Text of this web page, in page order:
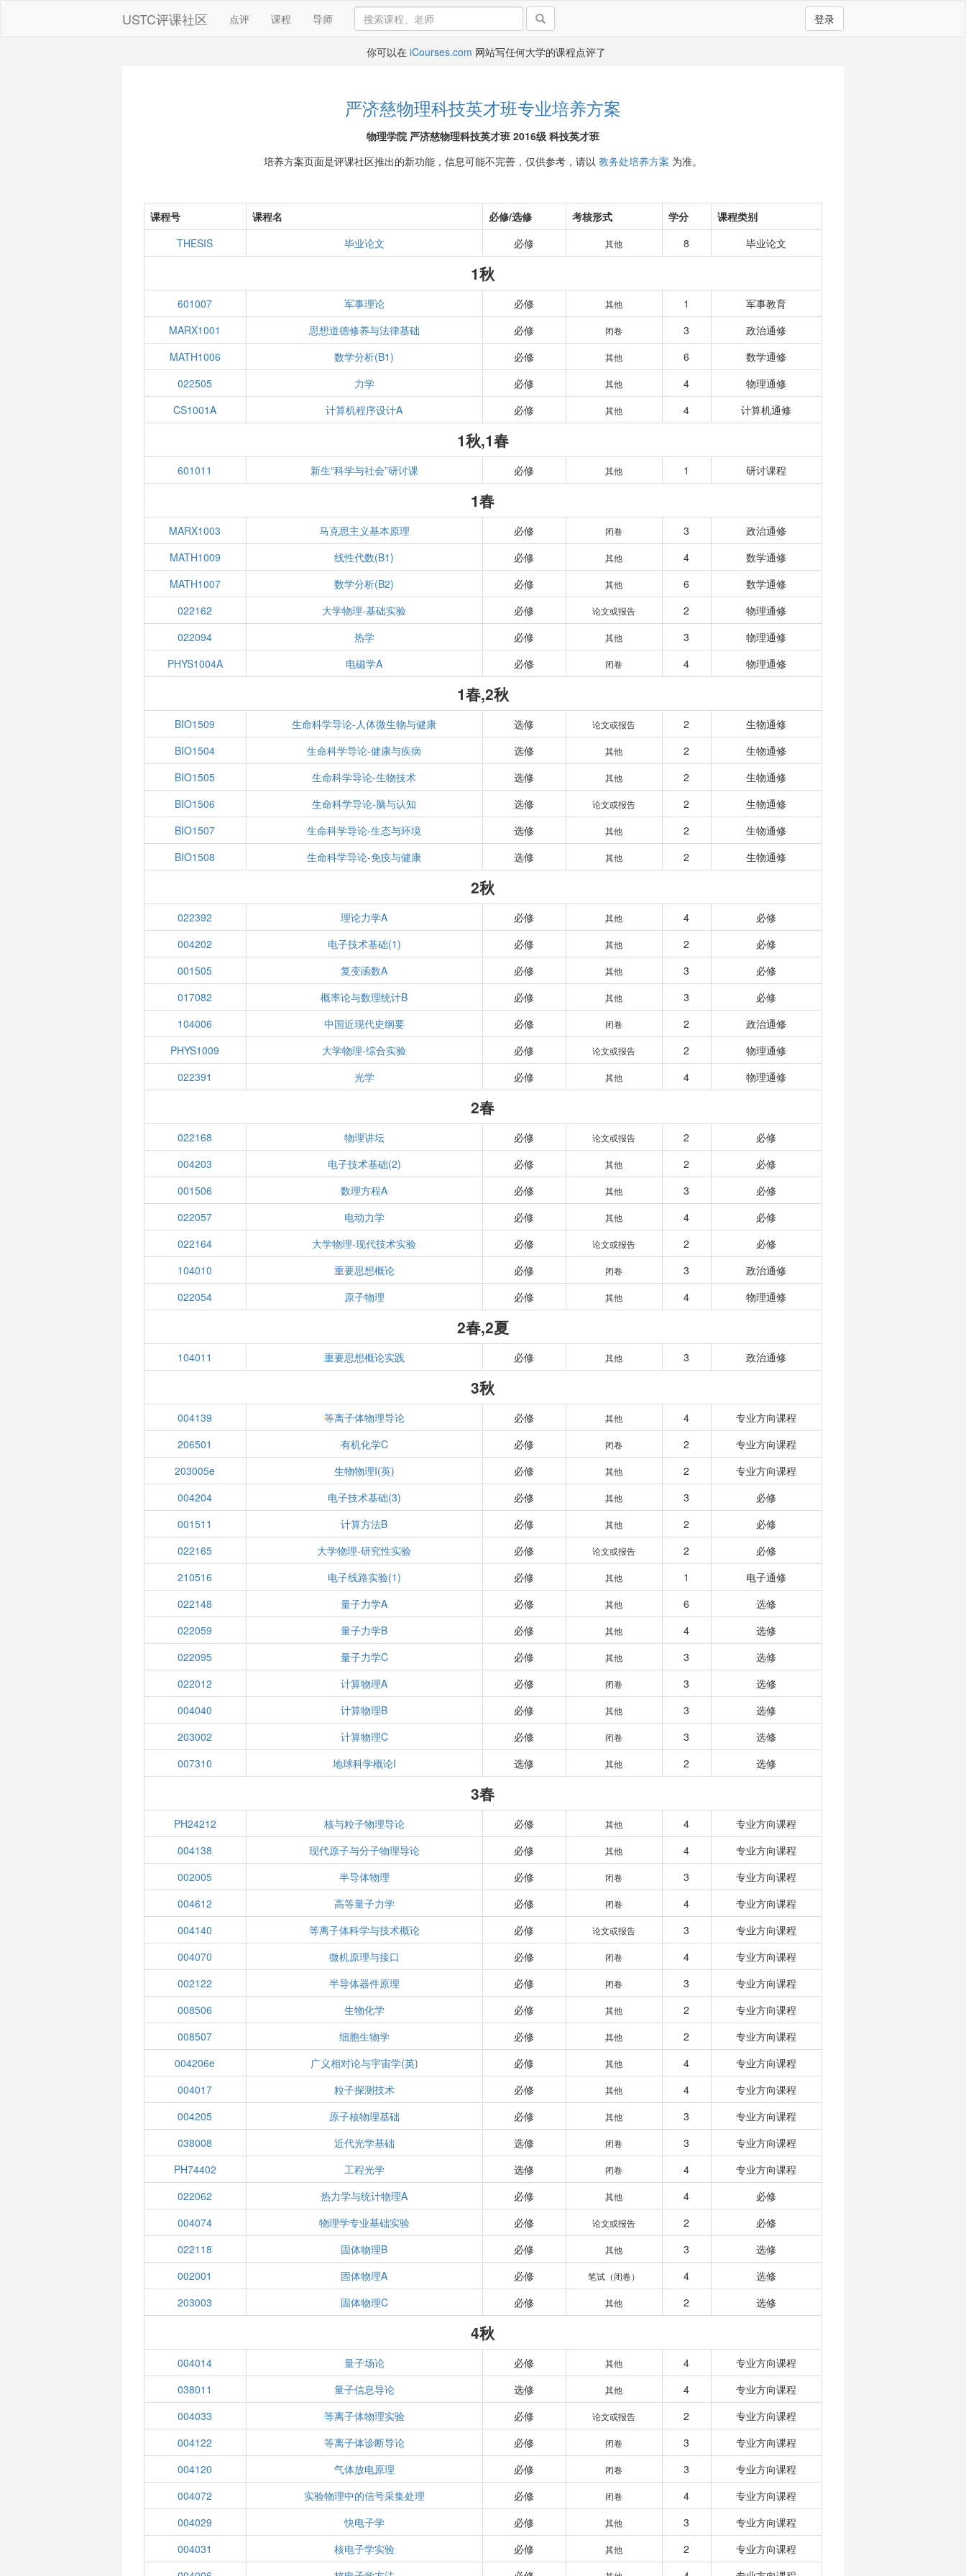
USTC评课社区 点评 课程 导师 登录
你可以在 iCourses.com 网站写任何大学的课程点评了
严济慈物理科技英才班专业培养方案
物理学院 严济慈物理科技英才班 2016级 科技英才班
培养方案页面是评课社区推出的新功能，信息可能不完善，仅供参考，请以 教务处培养方案 为准。
课程号 课程名 必修/选修 考核形式 学分
课程类别
THESIS
毕业论文 必修 其他 8 毕业论文
1秋
601007 军事理论 必修 其他 1
军事教育
MARX1001
思想道德修养与法律基础 必修 闭卷 3
政治通修
MATH1006
数学分析(B1) 必修 其他 6
数学通修
022505
力学 必修 其他 4
物理通修
CS1001A
计算机程序设计A 必修 其他 4 计算机通修
1秋,1春
601011 新生“科学与社会”研讨课 必修 其他 1 研讨课程
1春
MARX1003 马克思主义基本原理 必修 闭卷 3
政治通修
MATH1009
线性代数(B1) 必修 其他 4
数学通修
MATH1007
数学分析(B2) 必修 其他 6
数学通修
022162
大学物理-基础实验 必修 论文或报告 2
物理通修
022094
热学 必修 其他 3
物理通修
PHYS1004A
电磁学A 必修 闭卷 4 物理通修
1春,2秋
BIO1509 生命科学导论-人体微生物与健康 选修 论文或报告 2
生物通修
BIO1504
生命科学导论-健康与疾病 选修 其他 2
生物通修
BIO1505
生命科学导论-生物技术 选修 其他 2
生物通修
BIO1506
生命科学导论-脑与认知 选修 论文或报告 2
生物通修
BIO1507
生命科学导论-生态与环境 选修 其他 2
生物通修
BIO1508
生命科学导论-免疫与健康 选修 其他 2 生物通修
2秋
022392 理论力学A 必修 其他 4
必修
004202
电子技术基础(1) 必修 其他 2
必修
001505
复变函数A 必修 其他 3
必修
017082
概率论与数理统计B 必修 其他 3
必修
104006
中国近现代史纲要 必修 闭卷 2
政治通修
PHYS1009
大学物理-综合实验 必修 论文或报告 2
物理通修
022391
光学 必修 其他 4 物理通修
2春
022168 物理讲坛 必修 论文或报告 2
必修
004203
电子技术基础(2) 必修 其他 2
必修
001506
数理方程A 必修 其他 3
必修
022057
电动力学 必修 其他 4
必修
022164
大学物理-现代技术实验 必修 论文或报告 2
必修
104010
重要思想概论 必修 闭卷 3
政治通修
022054
原子物理 必修 其他 4 物理通修
2春,2夏
104011 重要思想概论实践 必修 其他 3 政治通修
3秋
004139 等离子体物理导论 必修 其他 4
专业方向课程
206501
有机化学C 必修 闭卷 2
专业方向课程
203005e
生物物理I(英) 必修 其他 2
专业方向课程
004204
电子技术基础(3) 必修 其他 3
必修
001511
计算方法B 必修 其他 2
必修
022165
大学物理-研究性实验 必修 论文或报告 2
必修
210516
电子线路实验(1) 必修 其他 1
电子通修
022148
量子力学A 必修 其他 6
选修
022059
量子力学B 必修 其他 4
选修
022095
量子力学C 必修 其他 3
选修
022012
计算物理A 必修 闭卷 3
选修
004040
计算物理B 必修 其他 3
选修
203002
计算物理C 必修 闭卷 3
选修
007310
地球科学概论I 选修 其他 2 选修
3春
PH24212 核与粒子物理导论 必修 其他 4
专业方向课程
004138
现代原子与分子物理导论 必修 其他 4
专业方向课程
002005
半导体物理 必修 闭卷 3
专业方向课程
004612
高等量子力学 必修 闭卷 4
专业方向课程
004140
等离子体科学与技术概论 必修 论文或报告 3
专业方向课程
004070
微机原理与接口 必修 闭卷 4
专业方向课程
002122
半导体器件原理 必修 闭卷 3
专业方向课程
008506
生物化学 必修 其他 2
专业方向课程
008507
细胞生物学 必修 其他 2
专业方向课程
004206e
广义相对论与宇宙学(英) 必修 其他 4
专业方向课程
004017
粒子探测技术 必修 其他 4
专业方向课程
004205
原子核物理基础 必修 其他 3
专业方向课程
038008
近代光学基础 选修 闭卷 3
专业方向课程
PH74402
工程光学 选修 闭卷 4
专业方向课程
022062
热力学与统计物理A 必修 其他 4
必修
004074
物理学专业基础实验 必修 论文或报告 2
必修
022118
固体物理B 必修 其他 3
选修
002001
固体物理A 必修 笔试（闭卷） 4
选修
203003
固体物理C 必修 其他 2 选修
4秋
004014 量子场论 必修 其他 4
专业方向课程
038011
量子信息导论 选修 其他 4
专业方向课程
004033
等离子体物理实验 必修 论文或报告 2
专业方向课程
004122
等离子体诊断导论 必修 闭卷 3
专业方向课程
004120
气体放电原理 必修 闭卷 3
专业方向课程
004072
实验物理中的信号采集处理 必修 闭卷 4
专业方向课程
004029
快电子学 必修 其他 3
专业方向课程
004031
核电子学实验 必修 其他 2
专业方向课程